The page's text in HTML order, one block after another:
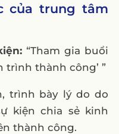
của trung tâm
“Tham gia buổi
trình thành công’ ”
trình bày lý do do
kiện chia sẻ kinh
thành công.